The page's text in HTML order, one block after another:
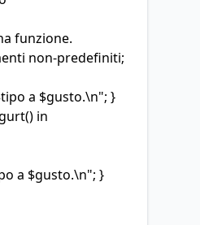
funzione.
non-predefiniti;
a $gusto.\n"; }
in
a $gusto.\n"; }